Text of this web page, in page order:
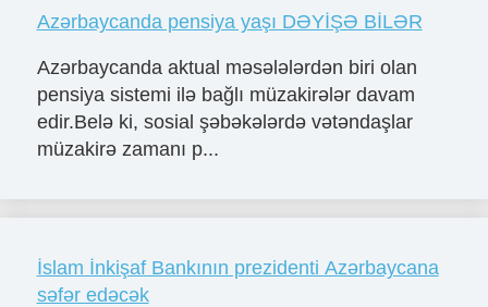
Azərbaycanda pensiya yaşı DƏYİŞƏ BİLƏR
Azərbaycanda aktual məsələlərdən biri olan
pensiya sistemi ilə bağlı müzakirələr davam
edir.Belə ki, sosial şəbəkələrdə vətəndaşlar
müzakirə zamanı p...
İslam İnkişaf Bankının prezidenti Azərbaycana
səfər edəcək